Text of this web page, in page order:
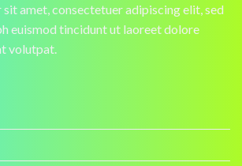
amet, consectetuer adipiscing elit, sed
euismod tincidunt ut laoreet dolore
volutpat.